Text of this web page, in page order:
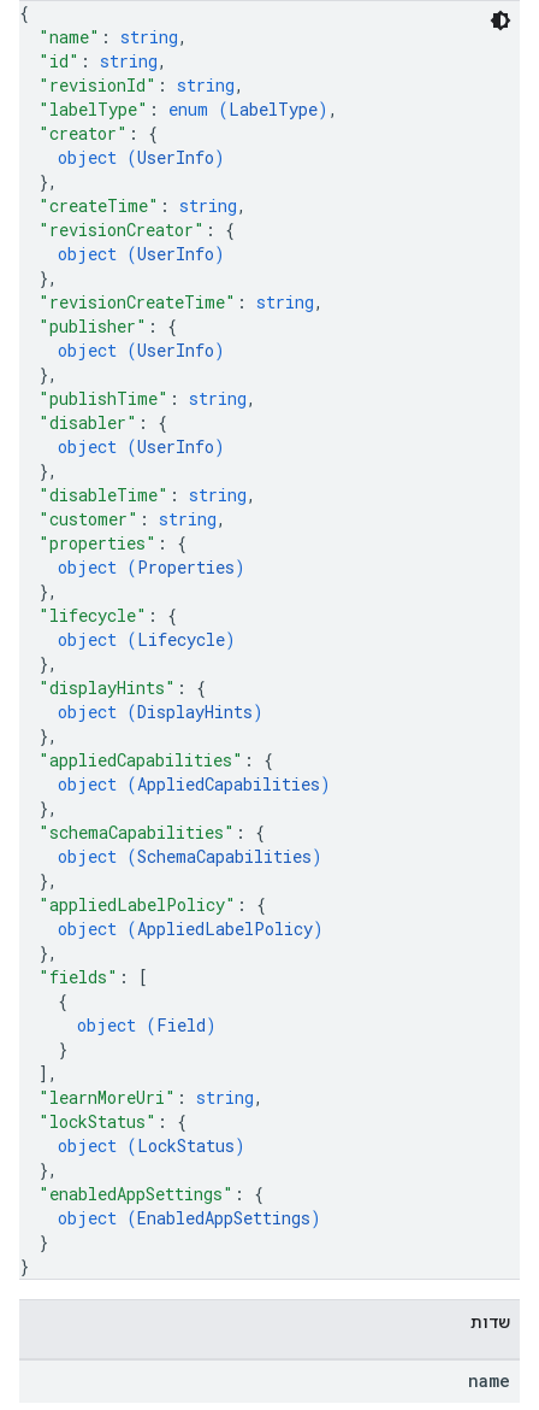
{
"name" : string,
"id" : string,
"revisionId" : string,
"labelType" : enum (LabelType) ,
"creator" : {
object (UserInfo)
},
"createTime" : string,
"revisionCreator" : {
object (UserInfo)
},
"revisionCreateTime" : string,
"publisher" : {
object (UserInfo)
},
"publishTime" : string,
"disabler" : {
object (UserInfo)
},
"disableTime" : string,
"customer" : string,
"properties" : {
object (Properties)
},
"lifecycle" : {
object (Lifecycle)
},
"displayHints" : {
object (DisplayHints)
},
"appliedCapabilities" : {
object (AppliedCapabilities)
},
"schemaCapabilities" : {
object (SchemaCapabilities)
},
"appliedLabelPolicy" : {
object (AppliedLabelPolicy)
},
"fields" :
[
{
object (Field)
}
] ,
"learnMoreUri" : string,
"lockStatus" : {
object (LockStatus)
},
"enabledAppSettings" : {
object (EnabledAppSettings)
}
}
שדות
name